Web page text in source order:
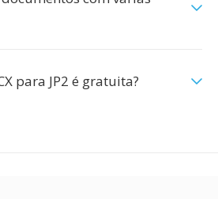
para JP2 é gratuita?